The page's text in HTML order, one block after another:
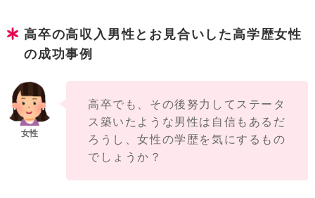
高卒の高収入男性とお見合いした高学歴女性
の成功事例
高卒でも、その後努力してステータ
ス築いたような男性は自信もあるだ
ろうし、女性の学歴を気にするもの
でしょうか？